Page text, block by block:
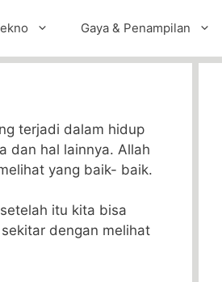
Gaya & Penampilan
terjadi dalam hidup
dan hal lainnya. Allah
yang baik- baik.
itu kita bisa
dengan melihat